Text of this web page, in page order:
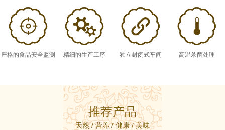
严格的食品安全监测 精细的生产工序 独立封闭式车间 高温杀菌处理
推荐产品
天然 / 营养 / 健康 / 美味